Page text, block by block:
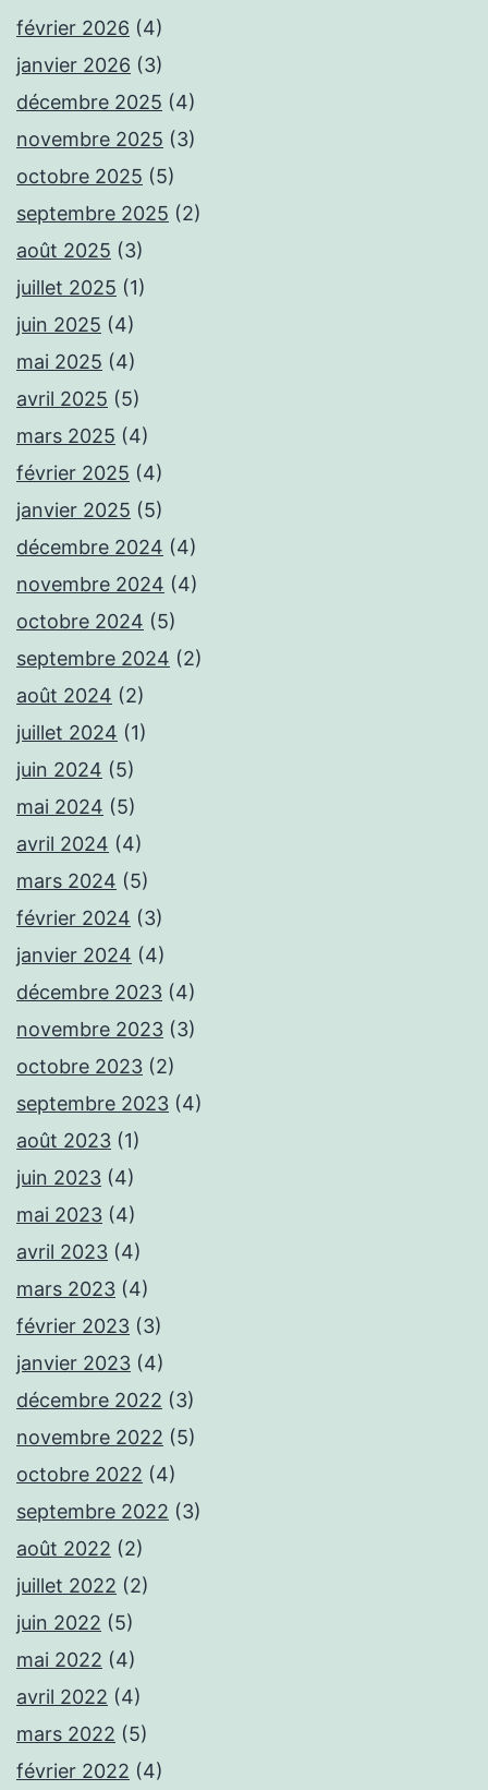
février 2026 (4)
janvier 2026 (3)
décembre 2025 (4)
novembre 2025 (3)
octobre 2025 (5)
septembre 2025 (2)
août 2025 (3)
juillet 2025 (1)
juin 2025 (4)
mai 2025 (4)
avril 2025 (5)
mars 2025 (4)
février 2025 (4)
janvier 2025 (5)
décembre 2024 (4)
novembre 2024 (4)
octobre 2024 (5)
septembre 2024 (2)
août 2024 (2)
juillet 2024 (1)
juin 2024 (5)
mai 2024 (5)
avril 2024 (4)
mars 2024 (5)
février 2024 (3)
janvier 2024 (4)
décembre 2023 (4)
novembre 2023 (3)
octobre 2023 (2)
septembre 2023 (4)
août 2023 (1)
juin 2023 (4)
mai 2023 (4)
avril 2023 (4)
mars 2023 (4)
février 2023 (3)
janvier 2023 (4)
décembre 2022 (3)
novembre 2022 (5)
octobre 2022 (4)
septembre 2022 (3)
août 2022 (2)
juillet 2022 (2)
juin 2022 (5)
mai 2022 (4)
avril 2022 (4)
mars 2022 (5)
février 2022 (4)